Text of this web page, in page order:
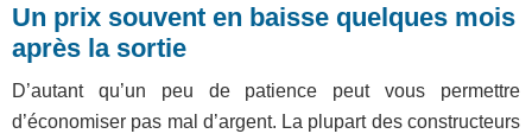
Un prix souvent en baisse quelques mois
après la sortie
D’autant qu’un peu de patience peut vous permettre
d’économiser pas mal d’argent. La plupart des constructeurs